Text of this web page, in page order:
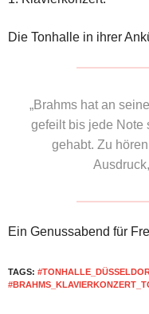
Die Tonhalle in ihrer
„Brahms hat an
gefeilt bis jede Note
gehabt. Zu
Ein Genussabend für
TAGS: